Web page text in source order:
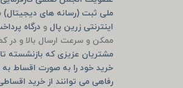
ملی ثبت (رسانه های دیجیتال)
اینترنتی زرین پال و درگاه
ممکن و سرعت ارسال بالا و در
مشتریان عزیزی که بازنشسته
خرید خود را به صورت اقساط به
رفاهی می توانند از خرید